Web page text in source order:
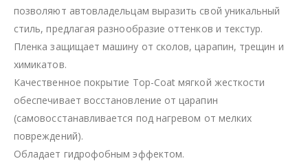
позволяют автовладельцам выразить свой уникальный
стиль, предлагая разнообразие оттенков и текстур.
Пленка защищает машину от сколов, царапин, трещин и
химикатов.
Качественное покрытие Top-Coat мягкой жесткости
обеспечивает восстановление от царапин
(самовосстанавливается под нагревом от мелких
повреждений).
Обладает гидрофобным эффектом.